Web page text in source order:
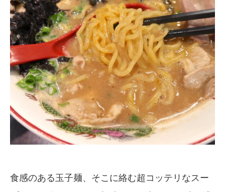
食感のある玉子麺、そこに絡む超コッテリなスー